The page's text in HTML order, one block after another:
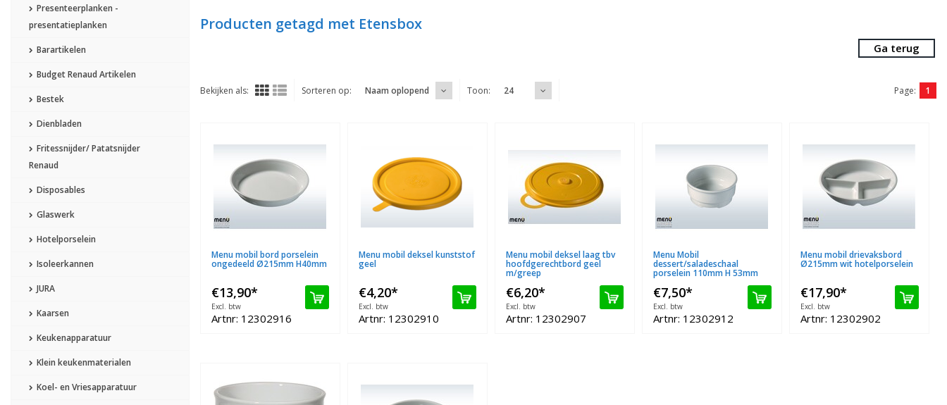
Presenteerplanken -
presentatieplanken
Barartikelen
Budget Renaud Artikelen
Bestek
Dienbladen
Fritessnijder/ Patatsnijder
Renaud
Disposables
Glaswerk
Hotelporselein
Isoleerkannen
JURA
Kaarsen
Keukenapparatuur
Klein keukenmaterialen
Koel- en Vriesapparatuur
Producten getagd met Etensbox
Ga terug
Bekijken als: Sorteren op: Naam oplopend Toon: 24 Page: 1
Menu mobil bord porselein
ongedeeld Ø215mm H40mm
€13,90*
Excl. btw
Artnr: 12302916
Menu mobil deksel kunststof
geel
€4,20*
Excl. btw
Artnr: 12302910
Menu mobil deksel laag tbv
hoofdgerechtbord geel
m/greep
€6,20*
Excl. btw
Artnr: 12302907
Menu Mobil
dessert/saladeschaal
porselein 110mm H 53mm
€7,50*
Excl. btw
Artnr: 12302912
Menu mobil drievaksbord
Ø215mm wit hotelporselein
€17,90*
Excl. btw
Artnr: 12302902